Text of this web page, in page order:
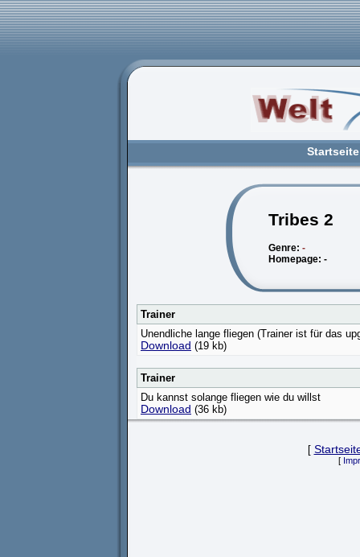
Startseite
Tribes 2
Genre: -
Homepage: -
Trainer
Unendliche lange fliegen (Trainer ist für das
Download (19 kb)
Trainer
Du kannst solange fliegen wie du willst
Download (36 kb)
[
[